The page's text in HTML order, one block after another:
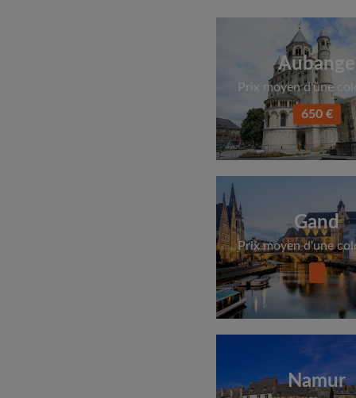
Aubange
Prix moyen d'une
650 €
Gand
Prix moyen d'une
Namur